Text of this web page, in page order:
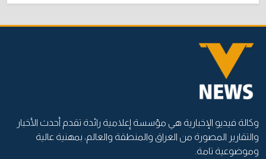
وكالة فيديو الإخبارية هي مؤسسة إعلامية رائدة تقدم أحدث الأخبار
والتقارير المصورة من العراق والمنطقة والعالم، بمهنية عالية
وموضوعية تامة.